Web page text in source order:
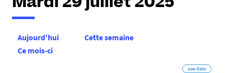
Mardi 29 juillet 2025
Aujourd'hui
Cette semaine
Ce mois-ci
vue liste